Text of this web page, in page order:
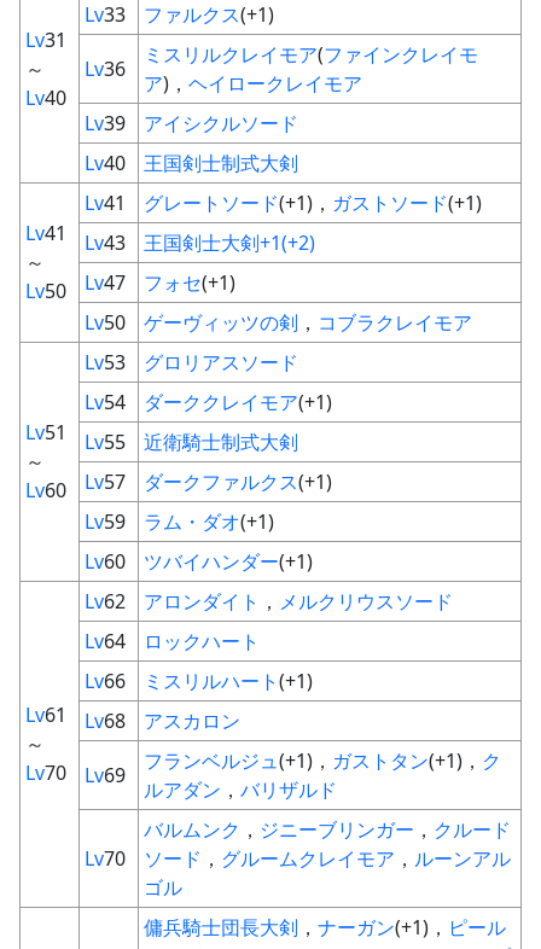
Lv31
～
Lv40
Lv33 ファルクス(+1)
Lv36
ミスリルクレイモア(ファインクレイモ
ア)， ヘイロークレイモア
Lv39
アイシクルソード
Lv40 王国剣士制式大剣
Lv41
～
Lv50
Lv41 グレートソード(+1)， ガストソード(+1)
Lv43
王国剣士大剣+1(+2)
Lv47 フォセ(+1)
Lv50 ゲーヴィッツの剣 ， コブラクレイモア
Lv51
～
Lv60
Lv53
グロリアスソード
Lv54 ダーククレイモア(+1)
Lv55
近衛騎士制式大剣
Lv57 ダークファルクス(+1)
Lv59 ラム・ダオ(+1)
Lv60 ツバイハンダー(+1)
Lv61
～
Lv70
Lv62 アロンダイト ， メルクリウスソード
Lv64
ロックハート
Lv66 ミスリルハート(+1)
Lv68 アスカロン
Lv69
フランベルジュ(+1)， ガストタン(+1)， ク
ルアダン ， バリザルド
Lv70
バルムンク ， ジニーブリンガー ， クルード
ソード ， グルームクレイモア ， ルーンアル
ゴル
傭兵騎士団長大剣 ， ナーガン(+1)， ピール